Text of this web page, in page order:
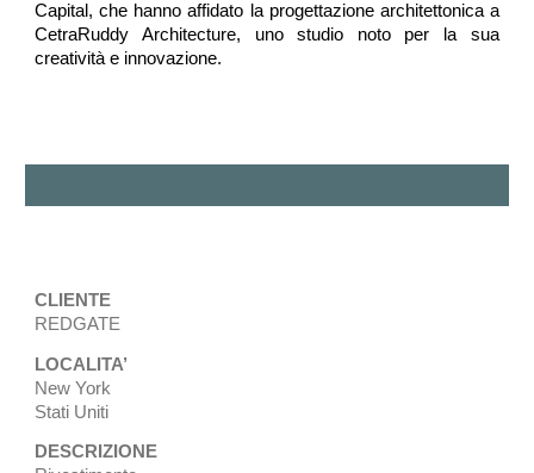
Capital, che hanno affidato la progettazione architettonica a
CetraRuddy Architecture, uno studio noto per la sua
creatività e innovazione.
CLIENTE
REDGATE
LOCALITA’
New York
Stati Uniti
DESCRIZIONE